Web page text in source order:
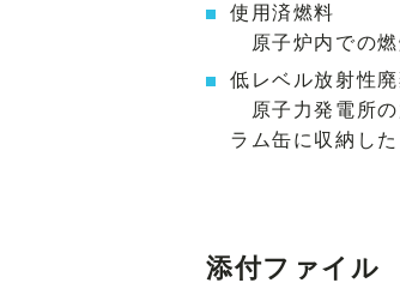
使用済燃料
原子炉内での燃
低レベル放射性廃
原子力発電所の
ラム缶に収納し
添付ファイル